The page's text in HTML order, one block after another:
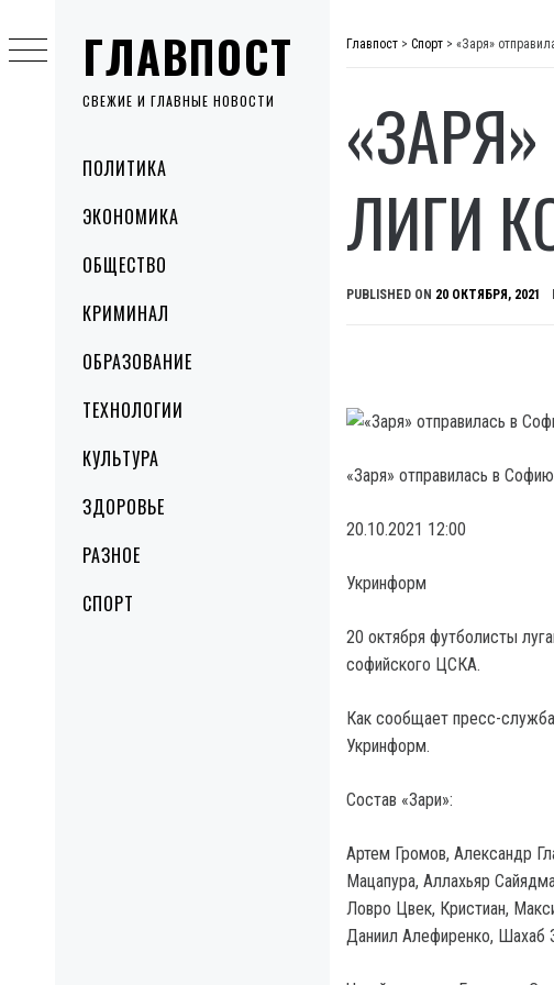
ГЛАВПОСТ
СВЕЖИЕ И ГЛАВНЫЕ НОВОСТИ
MenuПОЛИТИКА
ЭКОНОМИКА
ОБЩЕСТВО
КРИМИНАЛ
ОБРАЗОВАНИЕ
ТЕХНОЛОГИИ
КУЛЬТУРА
ЗДОРОВЬЕ
РАЗНОЕ
СПОРТ
to
content
Главпост > Спорт > «Заря»
ЛИГИ
PUBLISHED ON 20 ОКТЯБРЯ, 2021
«Заря» отправилась в
20.10.2021 12:00
Укринформ
20 октября футболисты
софийского ЦСКА.
Как сообщает пресс-
Укринформ.
Состав «Зари»:
Артем Громов, Александр
Мацапура, Аллахьяр
Ловро Цвек, Кристиан,
Даниил Алефиренко, Шахаб